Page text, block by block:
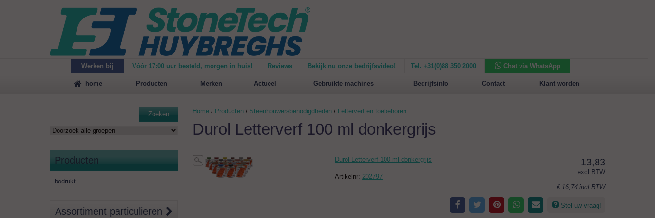
Werken bij Vóór 17:00 uur besteld, morgen in huis! Reviews Bekijk nu onze bedrijfsvideo! Tel. +31(0)88 350 2000
Chat via WhatsApp
Maak
vrijblijvend een afspraak voor een demonstratie van de Mirage 1500 Nieuw op de website: selecteer nu op merken! Nieuw in het assortiment: Sansone Collection
home Producten Merken Actueel Gebruikte machines Bedrijfsinfo Contact Klant worden
Zoeken
Producten
bedrukt
Assortiment particulieren
Home / Producten/ Steenhouwersbenodigdheden/ Letterverf en toebehoren
Durol Letterverf 100 ml donkergrijs
Durol Letterverf 100 ml donkergrijs
Artikelnr: 202797
13,83
excl BTW
€ 16,74 incl BTW
Stel uw vraag!